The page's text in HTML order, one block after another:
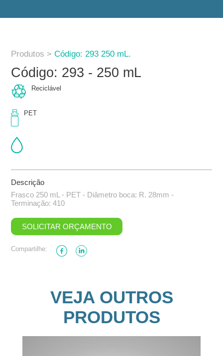
Produtos >Código: 293 250 mL.
Código: 293 - 250 mL
Reciclável
PET
Descrição
Frasco 250 mL - PET - Diâmetro boca: R. 28mm -
Terminação: 410
SOLICITAR ORÇAMENTO
Compartilhe:
VEJA OUTROS
PRODUTOS